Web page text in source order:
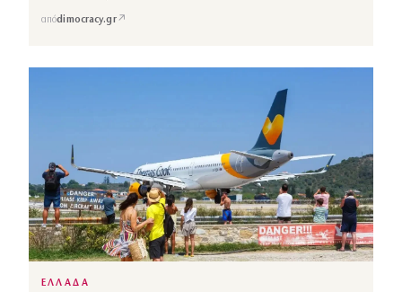
απόdimocracy.gr↗
ΕΛΛΑΔΑ